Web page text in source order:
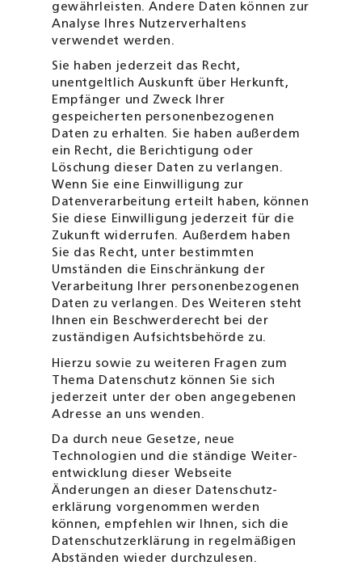
gewährleisten. Andere Daten können zur
Analyse Ihres Nutzerverhaltens
verwendet werden.
Sie haben jederzeit das Recht,
unentgeltlich Auskunft über Herkunft,
Empfänger und Zweck Ihrer
gespeicherten personenbezogenen
Daten zu erhalten. Sie haben außerdem
ein Recht, die Berichtigung oder
Löschung dieser Daten zu verlangen.
Wenn Sie eine Einwilligung zur
Datenverarbeitung erteilt haben, können
Sie diese Einwilligung jederzeit für die
Zukunft widerrufen. Außerdem haben
Sie das Recht, unter bestimmten
Umständen die Einschränkung der
Verarbeitung Ihrer personenbezogenen
Daten zu verlangen. Des Weiteren steht
Ihnen ein Beschwerderecht bei der
zuständigen Aufsichtsbehörde zu.
Hierzu sowie zu weiteren Fragen zum
Thema Datenschutz können Sie sich
jederzeit unter der oben angegebenen
Adresse an uns wenden.
Da durch neue Gesetze, neue
Technologien und die ständige Weiter­
ent­wick­lung dieser Webseite
Änderungen an dieser Daten­schutz­
erklärung vorge­nommen werden
können, empfehlen wir Ihnen, sich die
Daten­schutz­erklärung in regelmäßigen
Abständen wieder durchzulesen.